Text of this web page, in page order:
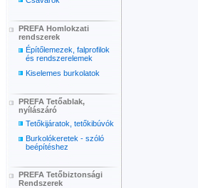
PREFA Homlokzati
rendszerek
Építőlemezek, falprofilok
és rendszerelemek
Kiselemes burkolatok
PREFA Tetőablak,
nyílászáró
Tetőkijáratok, tetőkibúvók
Burkolókeretek - szóló
beépítéshez
PREFA Tetőbiztonsági
Rendszerek